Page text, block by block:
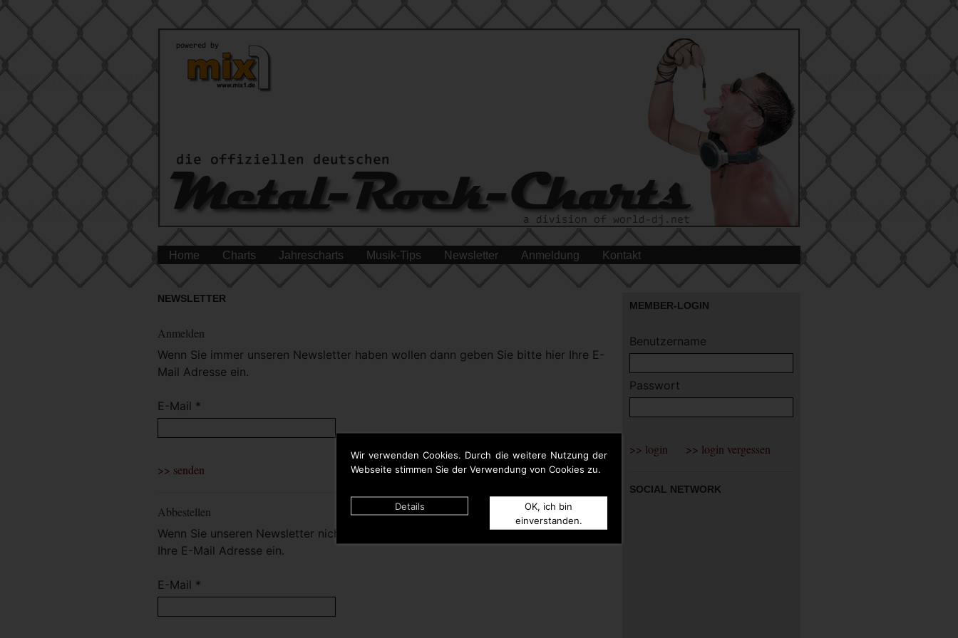
Wir verwenden Cookies. Durch die weitere Nutzung der
Webseite stimmen Sie der Verwendung von Cookies zu.
Details
OK, ich bin
einverstanden.
Home Charts Jahrescharts Musik-Tips Newsletter Anmeldung Kontakt
NEWSLETTER
Anmelden
Wenn Sie immer unseren Newsletter haben wollen dann geben Sie bitte hier Ihre E-
Mail Adresse ein.
E-Mail *
Abbestellen
Wenn Sie unseren Newsletter nicht mehr haben wollen dann geben Sie bitte hier
Ihre E-Mail Adresse ein.
E-Mail *
MEMBER-LOGIN
Benutzername
Passwort
SOCIAL NETWORK